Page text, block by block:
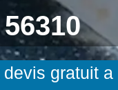
devis gratuit a